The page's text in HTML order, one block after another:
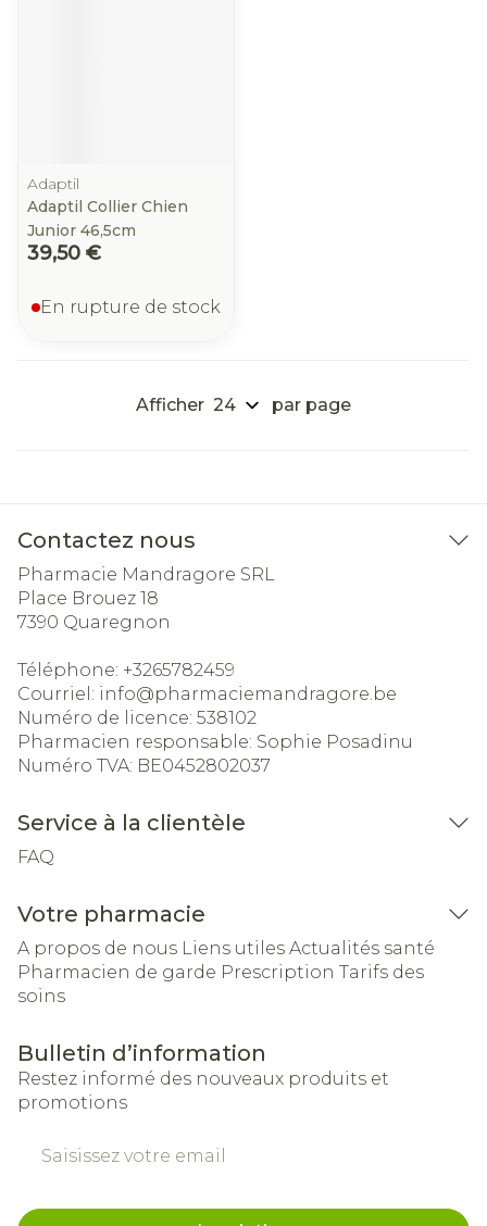
Adaptil
Adaptil Collier Chien
Junior 46,5cm
39,50 €
En rupture de stock
Afficher par page
Contactez nous
Pharmacie Mandragore SRL
Place Brouez 18
7390 Quaregnon
Téléphone: +3265782459
Courriel: info@pharmaciemandragore.be
Numéro de licence: 538102
Pharmacien responsable: Sophie Posadinu
Numéro TVA: BE0452802037
Service à la clientèle
FAQ
Votre pharmacie
A propos de nous Liens utiles Actualités santé
Pharmacien de garde Prescription Tarifs des
soins
Bulletin d’information
Restez informé des nouveaux produits et
promotions